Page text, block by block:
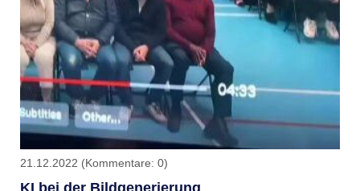
OF
VIBRATION
21.12.2022 (Kommentare: 0)